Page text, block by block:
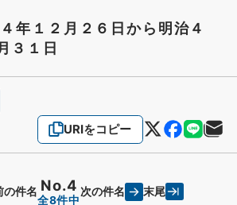
年１２月２６日から明治４
３１日
URIをコピー
の件名 No.4
全8件中
次の件名 末尾